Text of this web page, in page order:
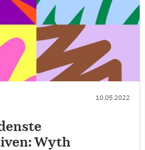
10.05.2022
Wyth